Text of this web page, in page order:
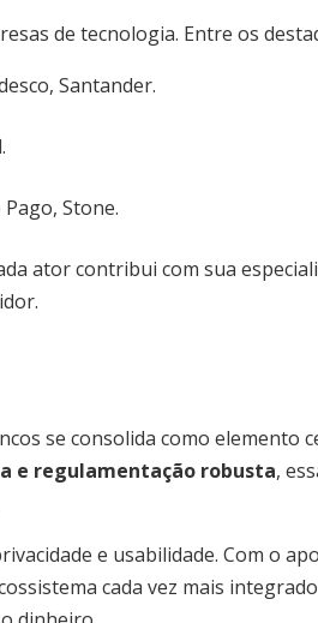
de tecnologia. Entre os
Santander.
Stone.
ator contribui com sua
se consolida como elemento
e regulamentação robusta,
e usabilidade. Com o
cada vez mais